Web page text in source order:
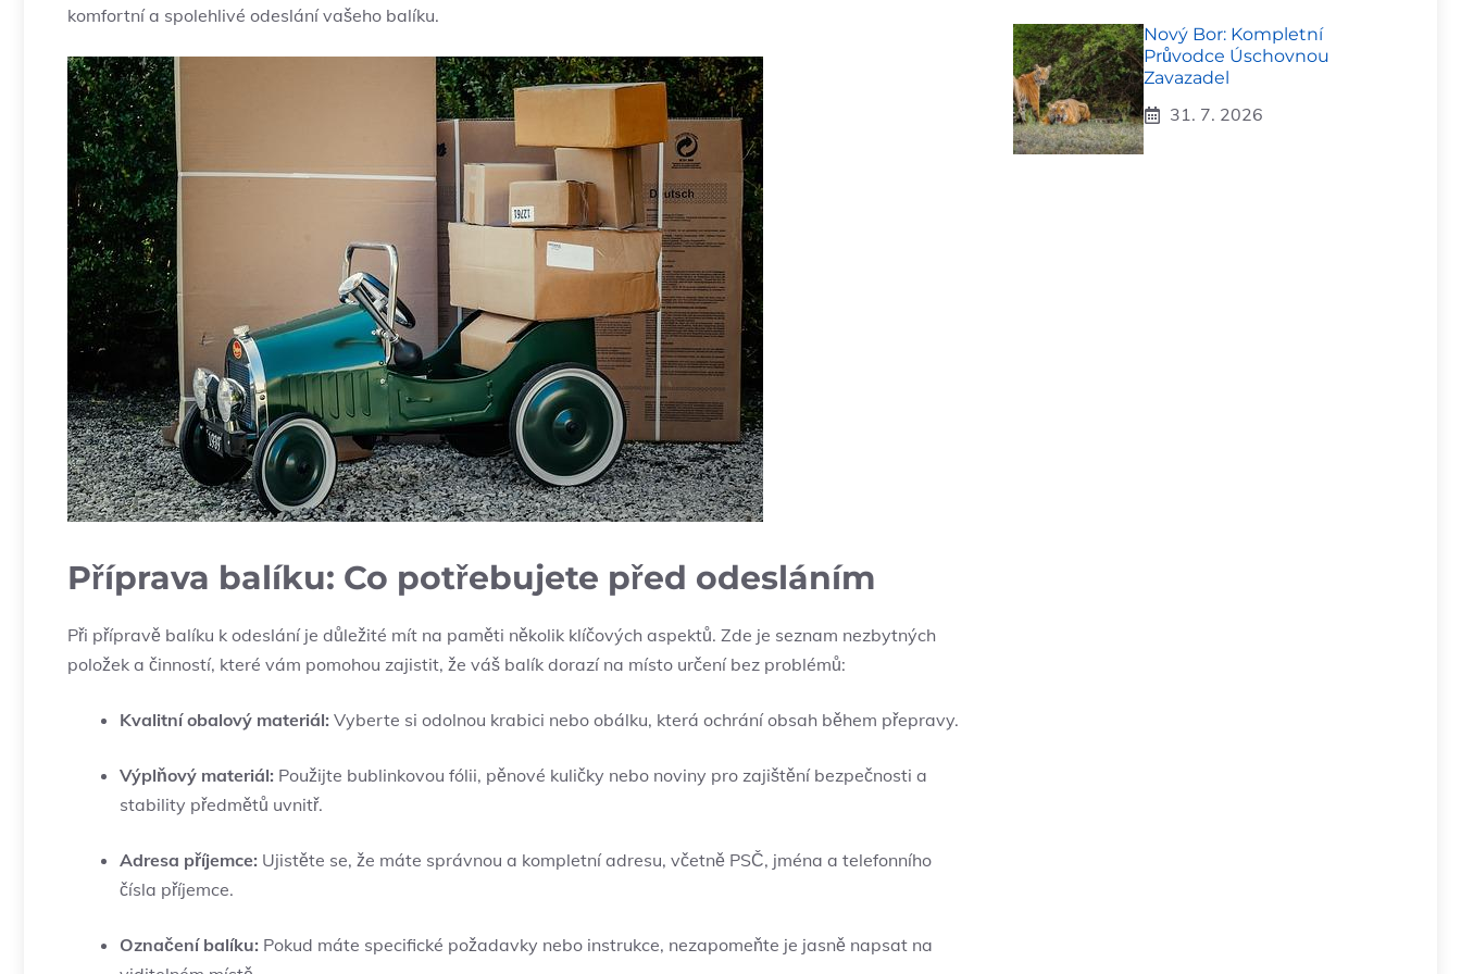
komfortní a spolehlivé odeslání vašeho balíku.
Příprava⁣ balíku: Co potřebujete před ‍odesláním
Při přípravě balíku k odeslání‍ je důležité mít na paměti několik klíčových aspektů. Zde je seznam nezbytných
položek a činností, které vám​ pomohou zajistit, že váš balík dorazí na místo určení bez problémů:
Kvalitní obalový materiál: Vyberte si odolnou krabici nebo obálku, která ochrání obsah‍ během přepravy.
Výplňový materiál: Použijte bublinkovou fólii, pěnové kuličky‌ nebo noviny pro zajištění bezpečnosti a
stability předmětů uvnitř.
Adresa příjemce: Ujistěte se, že máte správnou a kompletní adresu, včetně ⁣PSČ, jména a telefonního
čísla příjemce.
Označení balíku: Pokud máte specifické požadavky nebo instrukce, nezapomeňte je jasně napsat na
Nový Bor: Kompletní
Průvodce Úschovnou
Zavazadel
31. 7. 2026